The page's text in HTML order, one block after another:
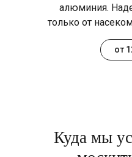
алюминия.
только от
от
Куда мы